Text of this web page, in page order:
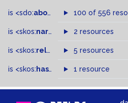
is <sdo:about of 100 of 556
is <skos:narrowMatch >of
2 resources
is <skos:related > of
5 resources
is <skos: hasTopConcept >of
1 resource